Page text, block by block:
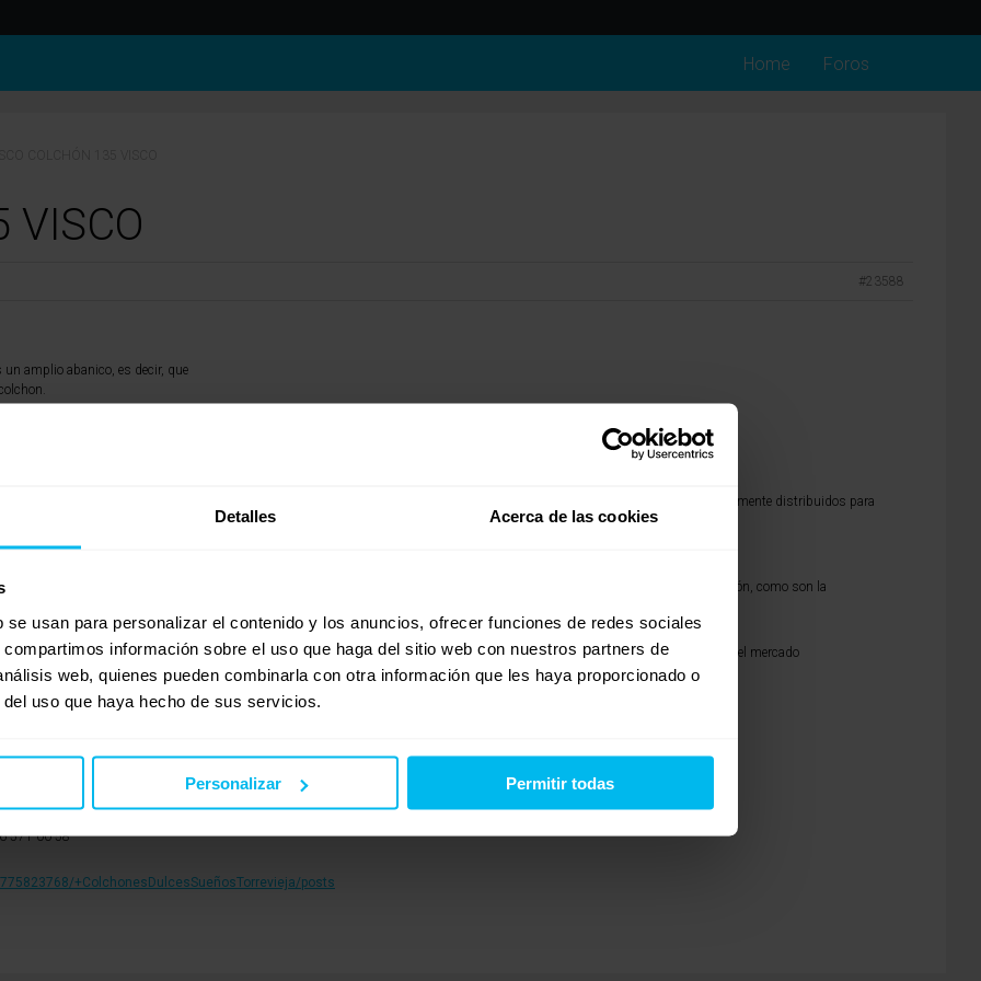
Detalles Acerca de las cookies
usan para personalizar el contenido y los anuncios, ofrecer funciones de redes sociales
información sobre el uso que haga del sitio web con nuestros partners de
web, quienes pueden combinarla con otra información que les haya proporcionado o
uso que haya hecho de sus servicios.
Personalizar Permitir todas
Home Foros
VISCO
#23588
amplio abanico, es decir, que
de viscoelastica, dependiendo de lo que le sustente a esta, hacemos que tengan firmezas distintas.
le muestro varios modelos que le pueden interesar.
con el que rozamos la perfección en el descanso, debido a su composición de materiales de última generación estratégicamente distribuidos para
y agradable.
modelos más demandados en la actualidad, debido a su excelente combinación de materiales anatómicos de última generación, como son la
nacionales. Es fabricación propia, por lo que nuestros productos salen directamente de fabrica, siendo los mejores precios del mercado
físicas repartidas entre Alicante y Murcia.
coste.
571 00 58
+ColchonesDulcesSueñosTorrevieja/posts